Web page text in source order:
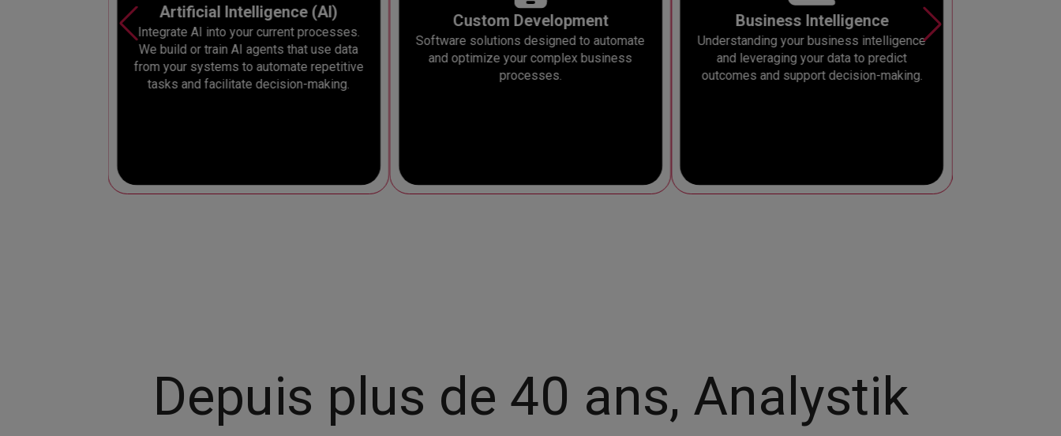
Artificial Intelligence (AI)
Integrate AI into your current processes.
We build or train AI agents that use data
from your systems to automate repetitive
tasks and facilitate decision-making.
Custom Development
Software solutions designed to automate
and optimize your complex business
processes.
Business Intelligence
Understanding your business intelligence
and leveraging your data to predict
outcomes and support decision-making.
Depuis plus de 40 ans, Analystik